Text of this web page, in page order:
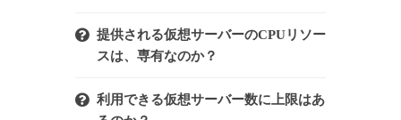
提供される仮想サーバーのCPUリソー
スは、専有なのか？
利用できる仮想サーバー数に上限はあ